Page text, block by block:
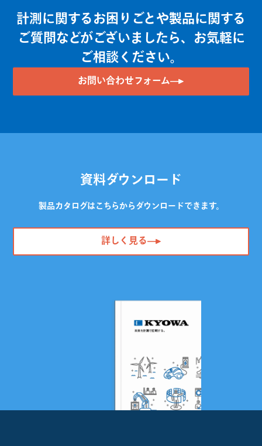
計測に関するお困りごとや製品に関する
ご質問などがございましたら、お気軽に
ご相談ください。
お問い合わせフォーム
資料ダウンロード
製品カタログはこちらからダウンロードできます。
詳しく見る